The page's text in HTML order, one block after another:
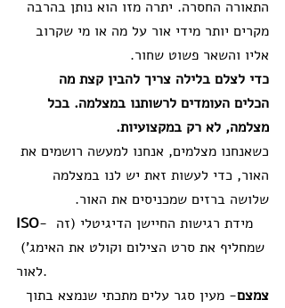
התאורה החסרה. יתרה מזו הוא נותן בהרבה
מקרים יותר מידי אור על מה או מי שקרוב
אליו והשאר פשוט שחור.
כדי לצלם בלילה צריך להבין קצת מה
הכלים העומדים לרשותנו במצלמה. בכל
מצלמה, לא רק במקצועיות.
כשאנחנו מצלמים, אנחנו למעשה רושמים את
האור, כדי לעשות זאת יש לנו במצלמה
שלושה ברזים שמכניסים את האור.
ISO- מידת רגישות החיישן הדיגיטלי (זה
שמחליף את סרט הצילום וקולט את האימג')
לאור.
צמצם- מעין סגר עלים מתכתי שנמצא בתוך